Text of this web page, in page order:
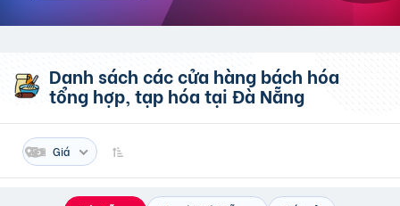
Danh sách các cửa hàng bách hóa
tổng hợp, tạp hóa tại Đà Nẵng
Giá